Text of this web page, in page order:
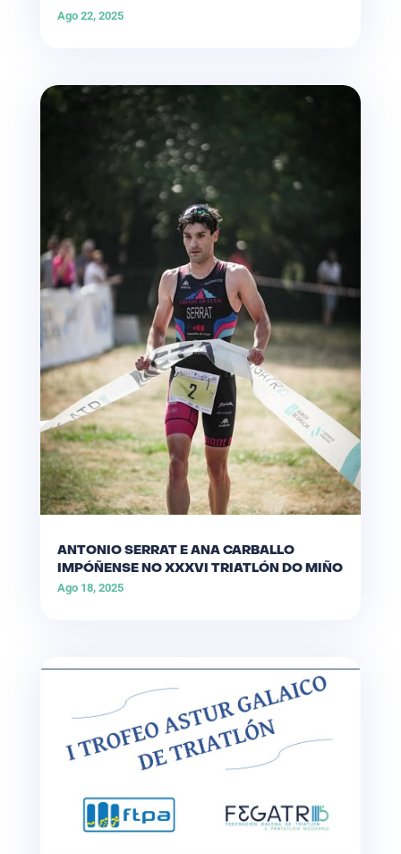
Ago 22, 2025
ANTONIO SERRAT E ANA CARBALLO
IMPÓÑENSE NO XXXVI TRIATLÓN DO MIÑO
Ago 18, 2025